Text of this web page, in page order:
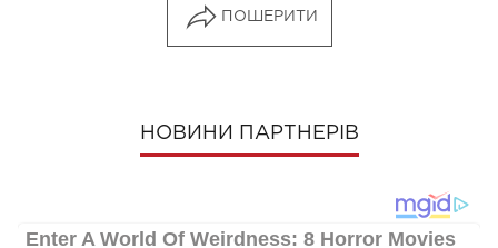
ПОШЕРИТИ
НОВИНИ ПАРТНЕРІВ